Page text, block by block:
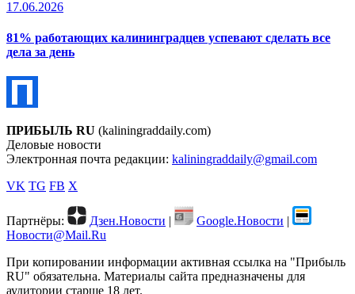
17.06.2026
81% работающих калининградцев успевают сделать все
дела за день
ПРИБЫЛЬ RU (kaliningraddaily.com)
Деловые новости
Электронная почта редакции: kaliningraddaily@gmail.com
VK TG FB X
Партнёры: Дзен.Новости | Google.Новости |
Новости@Mail.Ru
При копировании информации активная ссылка на "Прибыль
RU" обязательна. Материалы сайта предназначены для
аудитории старше 18 лет.